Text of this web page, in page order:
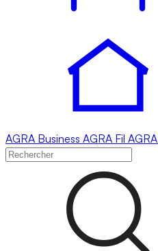
AGRA Business AGRA Fil AGRA